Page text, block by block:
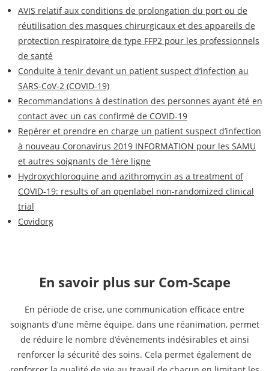
AVIS relatif aux conditions de prolongation du port ou de
réutilisation des masques chirurgicaux et des appareils de
protection respiratoire de type FFP2 pour les professionnels
de santé
Conduite à tenir devant un patient suspect d’infection au
SARS-CoV-2 (COVID-19)
Recommandations à destination des personnes ayant été en
contact avec un cas confirmé de COVID-19
Repérer et prendre en charge un patient suspect d’infection
à nouveau Coronavirus 2019 INFORMATION pour les SAMU
et autres soignants de 1ère ligne
Hydroxychloroquine and azithromycin as a treatment of
COVID-19: results of an openlabel non-randomized clinical
trial
Covidorg
En savoir plus sur Com-Scape
En période de crise, une communication efficace entre
soignants d’une même équipe, dans une réanimation, permet
de réduire le nombre d’évènements indésirables et ainsi
renforcer la sécurité des soins. Cela permet également de